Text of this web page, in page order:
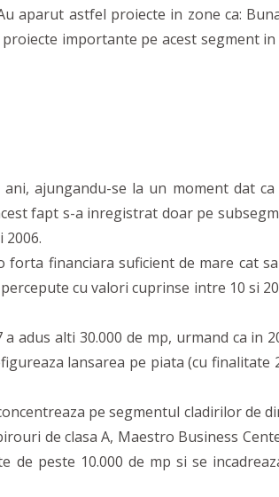
astfel proiecte in zone ca:
importante pe acest segment
ajungandu-se la un moment dat ca
fapt s-a inregistrat doar pe
financiara suficient de mare cat
cu valori cuprinse intre 10 si
adus alti 30.000 de mp, urmand ca in
lansarea pe piata (cu
pe segmentul cladirilor de
de clasa A, Maestro Business
de peste 10.000 de mp si se